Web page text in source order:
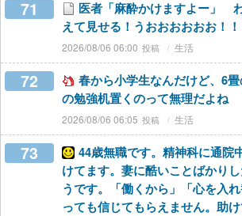
71
医者「麻酔かけますよー」
えて見せる！うおおおおおお！
2026/08/06 06:00 生活
72
春から小学生なんだけど、6
の勉強机置くのって無理だよね
2026/08/06 06:05 生活
73
44歳無職です。精神科に通院
けてます。妻に酷いことばかり
うです。「働くから」「心を入
っても信じてもらえません。助